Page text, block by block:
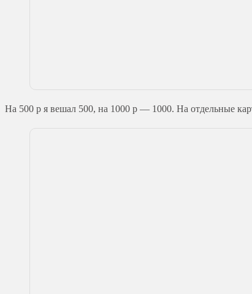
На 500 р я вешал 500, на 1000 р — 1000. На отдельные